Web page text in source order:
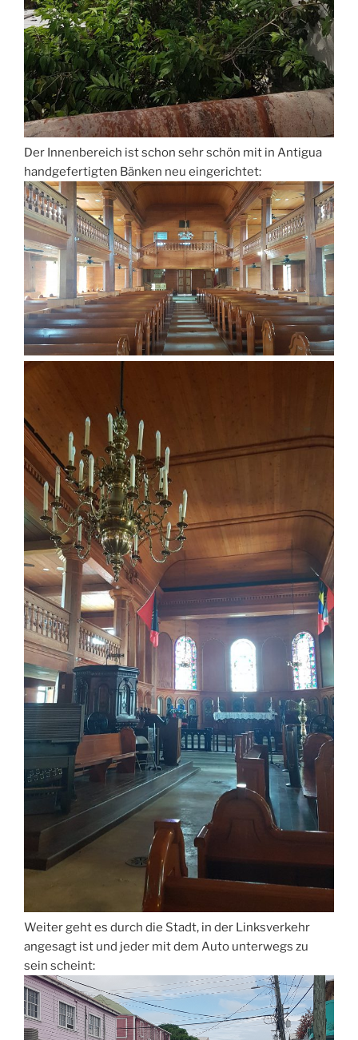
Der Innenbereich ist schon sehr schön mit in Antigua
handgefertigten Bänken neu eingerichtet:
Weiter geht es durch die Stadt, in der Linksverkehr
angesagt ist und jeder mit dem Auto unterwegs zu
sein scheint: